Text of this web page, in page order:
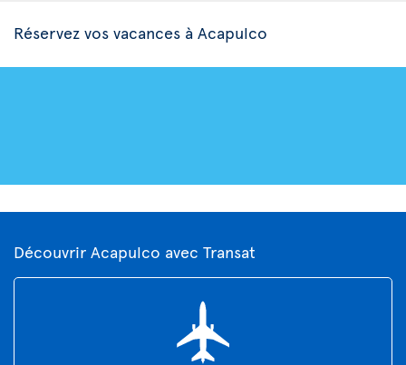
Réservez vos vacances à Acapulco
Découvrir Acapulco avec Transat